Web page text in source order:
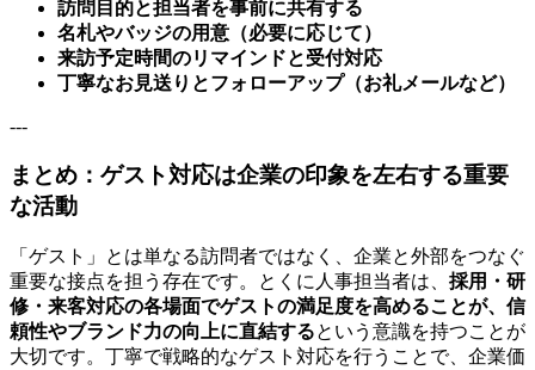
訪問目的と担当者を事前に共有する
名札やバッジの用意（必要に応じて）
来訪予定時間のリマインドと受付対応
丁寧なお見送りとフォローアップ（お礼メールなど）
---
まとめ：ゲスト対応は企業の印象を左右する重要
な活動
「ゲスト」とは単なる訪問者ではなく、企業と外部をつなぐ
重要な接点を担う存在です。とくに人事担当者は、 採用・研
修・来客対応の各場面でゲストの満足度を高めることが、信
頼性やブランド力の向上に直結するという意識を持つことが
大切です。丁寧で戦略的なゲスト対応を行うことで、企業価